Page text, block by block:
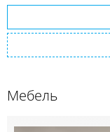
Мебель